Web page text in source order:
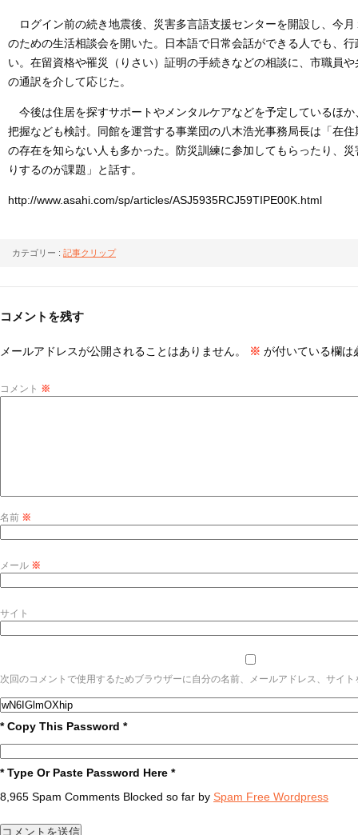
ログイン前の続き地震後、災害多言語支援センターを開設し、今
のための生活相談会を開いた。日本語で日常会話ができる人でも、
い。在留資格や罹災（りさい）証明の手続きなどの相談に、市職員
の通訳を介して応じた。
今後は住居を探すサポートやメンタルケアなどを予定しているほ
把握なども検討。同館を運営する事業団の八木浩光事務局長は「在
の存在を知らない人も多かった。防災訓練に参加してもらったり、
りするのが課題」と話す。
http://www.asahi.com/sp/articles/ASJ5935RCJ59TIPE00K.html
カテゴリー : 記事クリップ
コメントを残す
メールアドレスが公開されることはありません。 ※ が付いている欄は
コメント ※
名前 ※
メール ※
サイト
次回のコメントで使用するためブラウザーに自分の名前、メールアドレス、サイト
* Copy This Password *
* Type Or Paste Password Here *
8,965 Spam Comments Blocked so far by Spam Free Wordpress